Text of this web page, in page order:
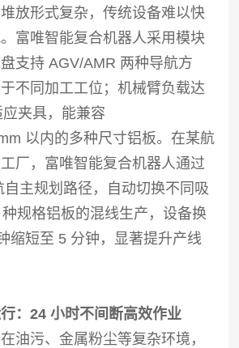
放形式复杂，传统设备难以快
富唯智能复合机器人采用模块
支持 AGV/AMR 两种导航方
不同加工工位；机械臂负载达
夹具，能兼容
以内的多种尺寸铝板。在某航
厂，富唯智能复合机器人通过
自主规划路径，自动切换不同吸
规格铝板的混线生产，设备换
缩短至 5 分钟，显著提升产线
：24 小时不间断高效作业
油污、金属粉尘等复杂环境，